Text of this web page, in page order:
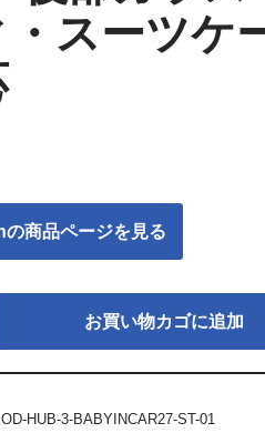
・スーツケ
商品ページを見る
お買い物カゴに追加
OD-HUB-3-BABYINCAR27-ST-01